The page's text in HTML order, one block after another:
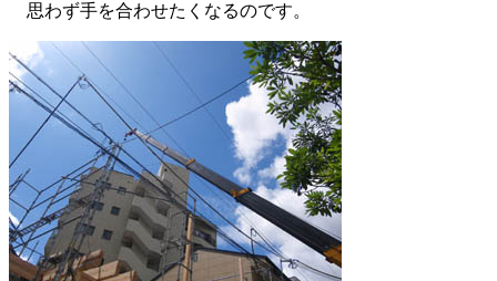
思わず手を合わせたくなるのです。